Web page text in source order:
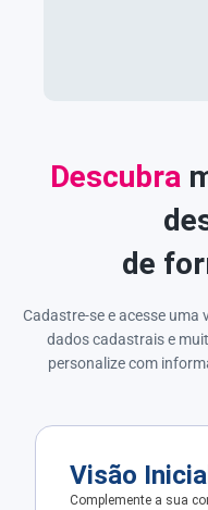
Descubra
de
Cadastre-se e acesse
dados cadastrais e
personalize com
Visão Inicial
Complemente a sua